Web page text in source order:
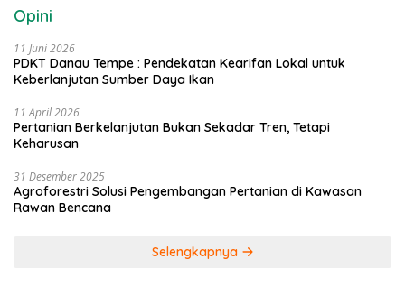
Opini
11 Juni 2026
PDKT Danau Tempe : Pendekatan Kearifan Lokal untuk
Keberlanjutan Sumber Daya Ikan
11 April 2026
Pertanian Berkelanjutan Bukan Sekadar Tren, Tetapi
Keharusan
31 Desember 2025
Agroforestri Solusi Pengembangan Pertanian di Kawasan
Rawan Bencana
Selengkapnya